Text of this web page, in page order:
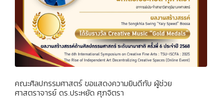
คณะศิลปกรรมศาสตร์ ขอแสดงความยินดีกับ ผู้ช่วย
ศาสตราจารย์ ดร.ประหยัด ศุภจิตรา